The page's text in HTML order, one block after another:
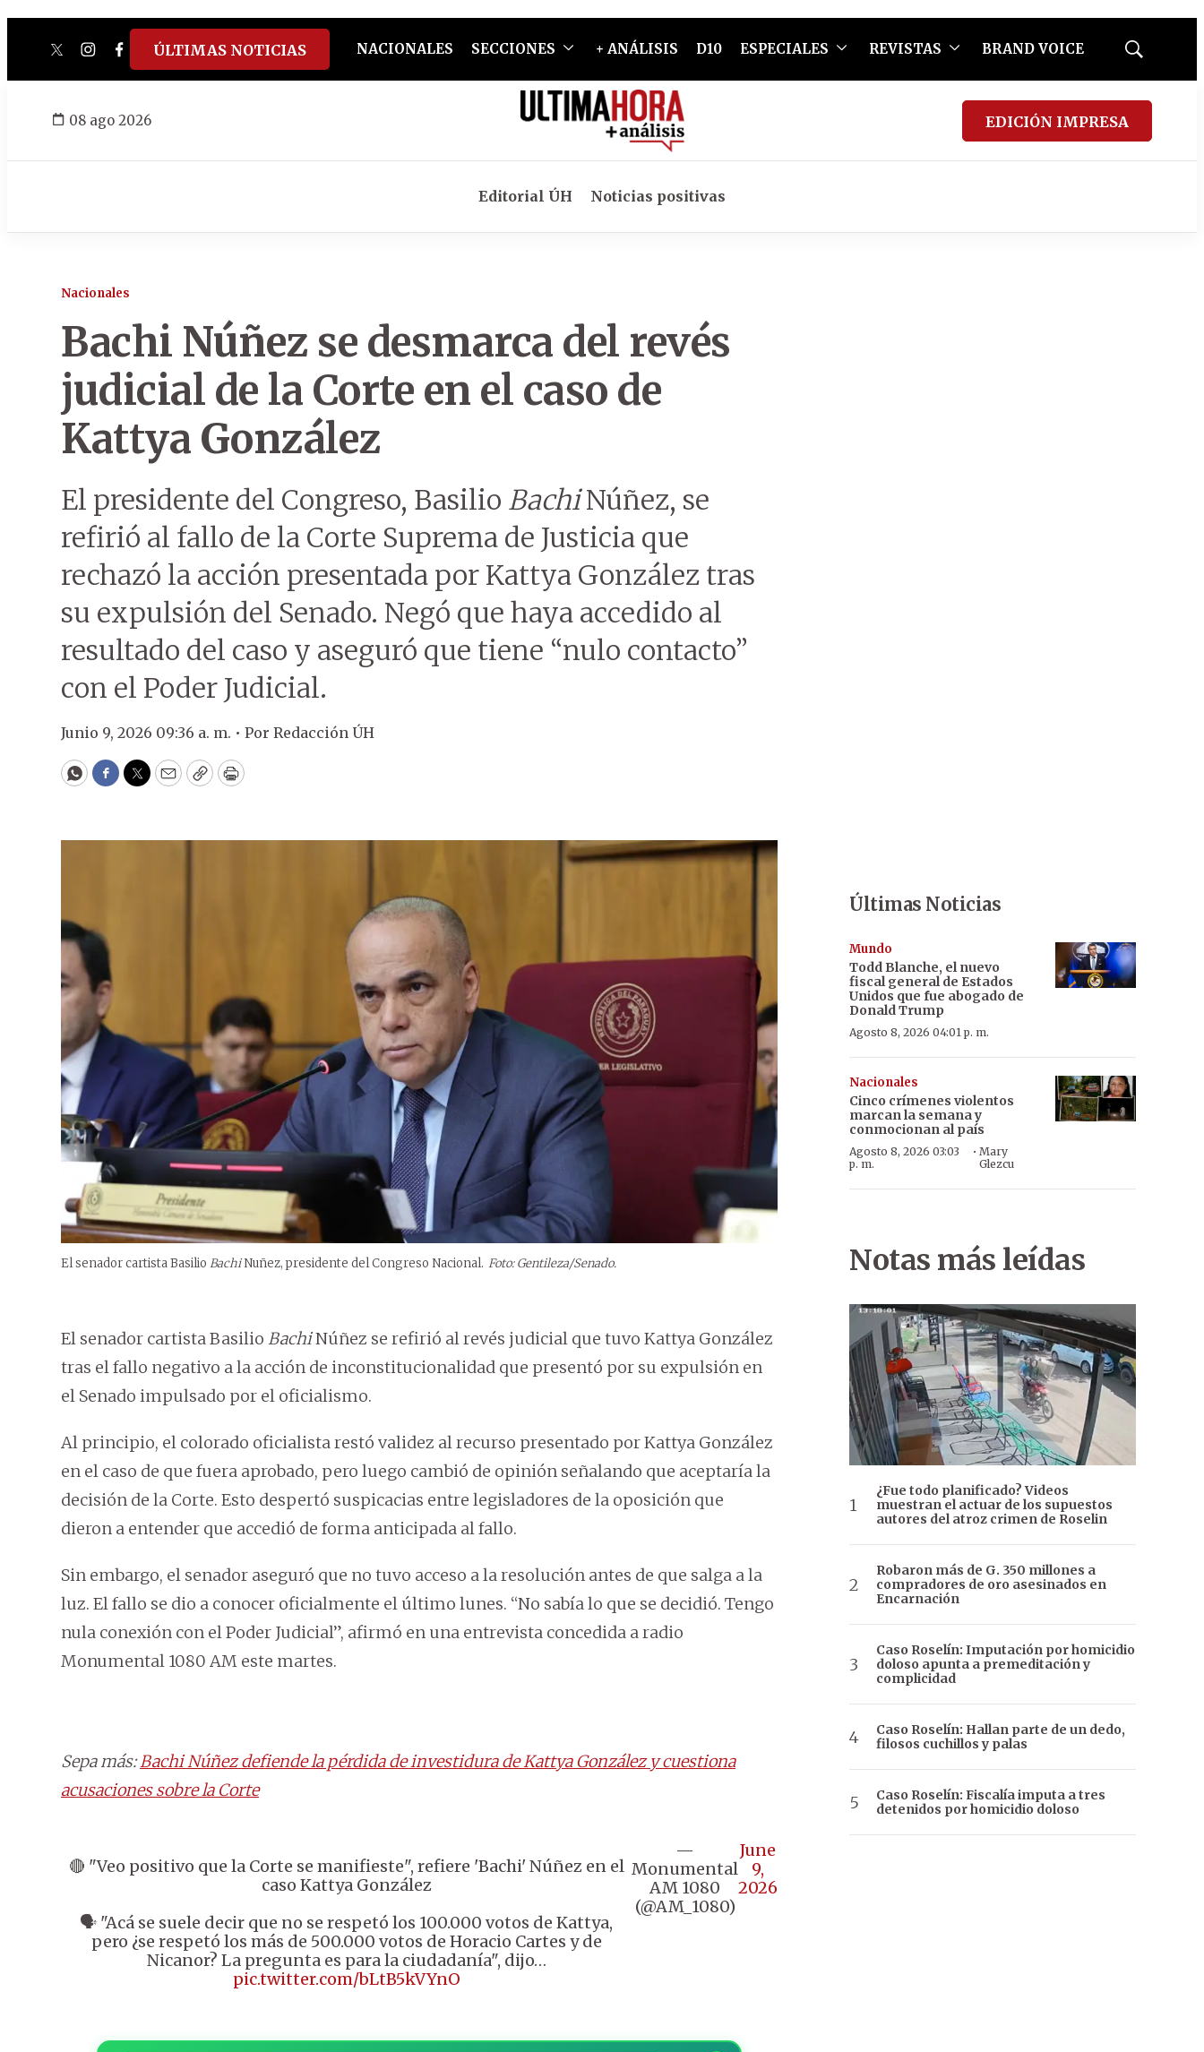
twitterinstagram
facebook
tiktokyoutube
spotify
ÚLTIMAS NOTICIAS NACIONALES SECCIONES + ANÁLISIS D10 ESPECIALES REVISTAS BRAND VOICE
Mostrar
08 ago 2026 EDICIÓN IMPRESA
Editorial ÚH Noticias positivas
Nacionales
Bachi Núñez se desmarca del revés
judicial de la Corte en el caso de
Kattya González
El presidente del Congreso, Basilio BachiNúñez, se
refirió al fallo de la Corte Suprema de Justicia que
rechazó la acción presentada por Kattya González tras
su expulsión del Senado. Negó que haya accedido al
resultado del caso y aseguró que tiene “nulo contacto”
con el Poder Judicial.
Junio 9, 2026 09:36 a. m. • Por Redacción ÚH
WhatsApp
Facebook
Twitter
EmailCopyPrint
El senador cartista Basilio BachiNuñez, presidente del Congreso Nacional. Foto: Gentileza/Senado.
El senador cartista Basilio BachiNúñez se refirió al revés judicial que tuvo Kattya González
tras el fallo negativo a la acción de inconstitucionalidad que presentó por su expulsión en
el Senado impulsado por el oficialismo.
Al principio, el colorado oficialista restó validez al recurso presentado por Kattya González
en el caso de que fuera aprobado, pero luego cambió de opinión señalando que aceptaría la
decisión de la Corte. Esto despertó suspicacias entre legisladores de la oposición que
dieron a entender que accedió de forma anticipada al fallo.
Sin embargo, el senador aseguró que no tuvo acceso a la resolución antes de que salga a la
luz. El fallo se dio a conocer oficialmente el último lunes. “No sabía lo que se decidió. Tengo
nula conexión con el Poder Judicial”, afirmó en una entrevista concedida a radio
Monumental 1080 AM este martes.
Sepa más:Bachi Núñez defiende la pérdida de investidura de Kattya González y cuestiona
acusaciones sobre la Corte
🔴 "Veo positivo que la Corte se manifieste", refiere 'Bachi' Núñez en el
caso Kattya González
🗣️ "Acá se suele decir que no se respetó los 100.000 votos de Kattya,
pero ¿se respetó los más de 500.000 votos de Horacio Cartes y de
Nicanor? La pregunta es para la ciudadanía", dijo…
pic.twitter.com/bLtB5kVYnO
—
Monumental
AM 1080
(@AM_1080)
June
9,
2026
Últimas Noticias
Mundo
Todd Blanche, el nuevo
fiscal general de Estados
Unidos que fue abogado de
Donald Trump
Agosto 8, 2026 04:01 p. m.
Nacionales
Cinco crímenes violentos
marcan la semana y
conmocionan al país
Agosto 8, 2026 03:03
p. m.
·Mary
Glezcu
Notas más leídas
¿Fue todo planificado? Videos
muestran el actuar de los supuestos
autores del atroz crimen de Roselin
Robaron más de G. 350 millones a
compradores de oro asesinados en
Encarnación
Caso Roselín: Imputación por homicidio
doloso apunta a premeditación y
complicidad
Caso Roselín: Hallan parte de un dedo,
filosos cuchillos y palas
Caso Roselín: Fiscalía imputa a tres
detenidos por homicidio doloso